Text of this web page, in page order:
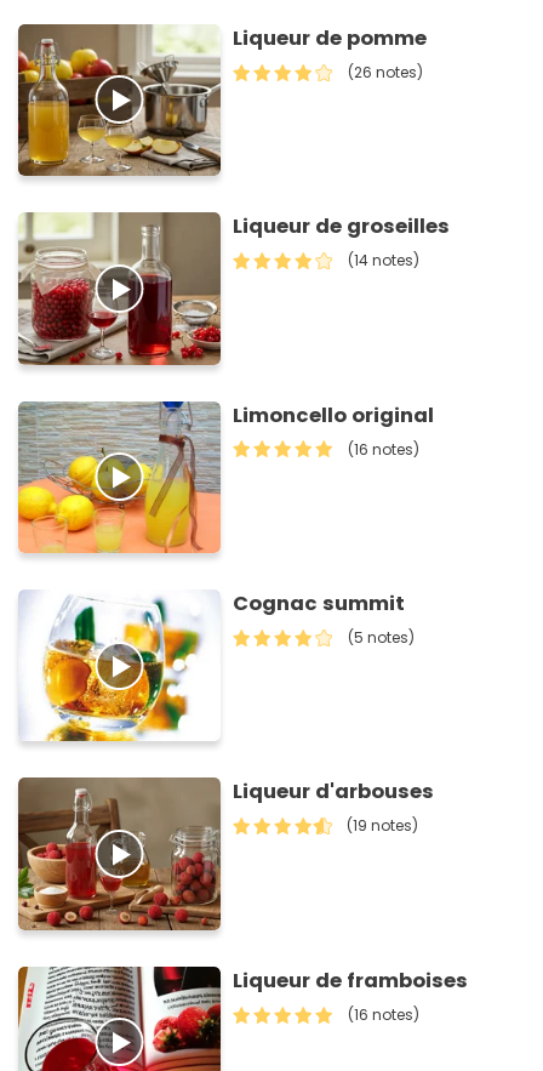
Liqueur de pomme
(26 notes)
Liqueur de groseilles
(14 notes)
Limoncello original
(16 notes)
Cognac summit
(5 notes)
Liqueur d'arbouses
(19 notes)
Liqueur de framboises
(16 notes)